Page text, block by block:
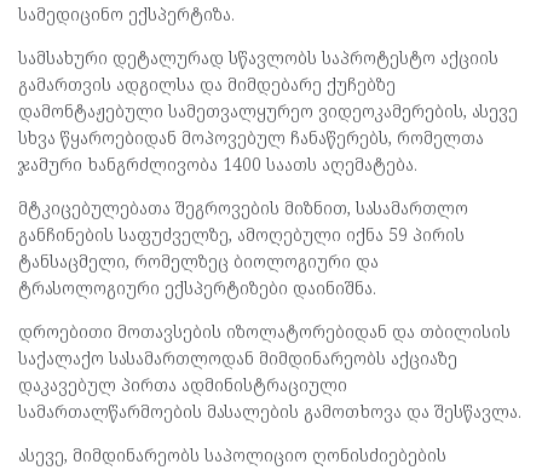
სამედიცინო ექსპერტიზა.
სამსახური დეტალურად სწავლობს საპროტესტო აქციის
გამართვის ადგილსა და მიმდებარე ქუჩებზე
დამონტაჟებული სამეთვალყურეო ვიდეოკამერების, ასევე
სხვა წყაროებიდან მოპოვებულ ჩანაწერებს, რომელთა
ჯამური ხანგრძლივობა 1400 საათს აღემატება.
მტკიცებულებათა შეგროვების მიზნით, სასამართლო
განჩინების საფუძველზე, ამოღებული იქნა 59 პირის
ტანსაცმელი, რომელზეც ბიოლოგიური და
ტრასოლოგიური ექსპერტიზები დაინიშნა.
დროებითი მოთავსების იზოლატორებიდან და თბილისის
საქალაქო სასამართლოდან მიმდინარეობს აქციაზე
დაკავებულ პირთა ადმინისტრაციული
სამართალწარმოების მასალების გამოთხოვა და შესწავლა.
ასევე, მიმდინარეობს საპოლიციო ღონისძიებების